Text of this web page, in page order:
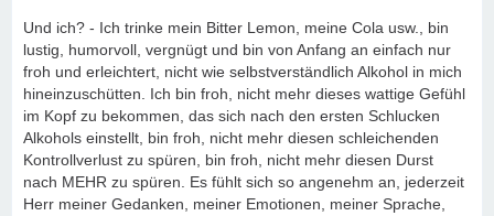
Und ich? - Ich trinke mein Bitter Lemon, meine Cola usw., bin
lustig, humorvoll, vergnügt und bin von Anfang an einfach nur
froh und erleichtert, nicht wie selbstverständlich Alkohol in mich
hineinzuschütten. Ich bin froh, nicht mehr dieses wattige Gefühl
im Kopf zu bekommen, das sich nach den ersten Schlucken
Alkohols einstellt, bin froh, nicht mehr diesen schleichenden
Kontrollverlust zu spüren, bin froh, nicht mehr diesen Durst
nach MEHR zu spüren. Es fühlt sich so angenehm an, jederzeit
Herr meiner Gedanken, meiner Emotionen, meiner Sprache,